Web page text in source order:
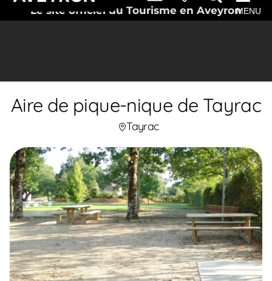
Le site officiel du Tourisme en AveyronMENU
Aire de pique-nique de Tayrac
Tayrac